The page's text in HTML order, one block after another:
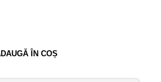
ÎN COȘ